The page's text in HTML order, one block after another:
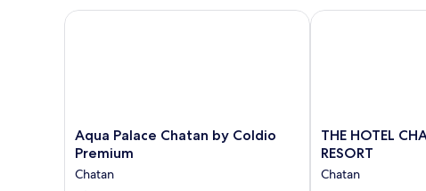
Aqua
Palace
by
Aqua Palace Chatan by Coldio
Premium
Chatan
Aqua Palace Chatan by Coldio Premium
THE
HOTEL
by
THE HOTEL
RESORT
Chatan
THE HOTEL